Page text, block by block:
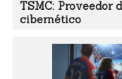
TSMC: Proveedor
cibernético